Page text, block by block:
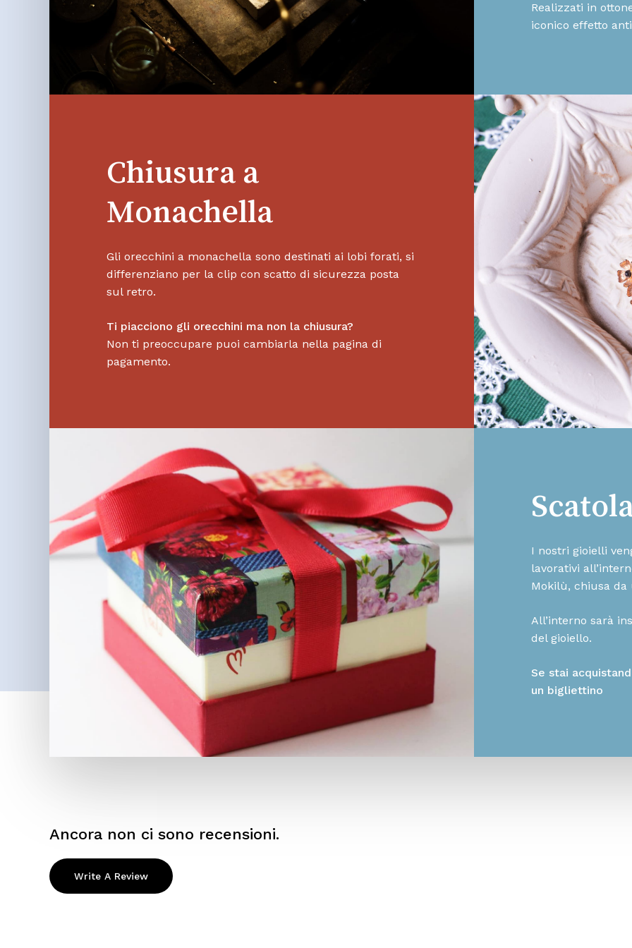
Realizzati in
iconico effetto
Chiusura a
Monachella
Gli orecchini a monachella sono destinati ai lobi forati, si
differenziano per la clip con scatto di sicurezza posta
sul retro.
Ti piacciono gli orecchini ma non la chiusura?
Non ti preoccupare puoi cambiarla nella pagina di
pagamento.
I nostri gioielli
lavorativi
Mokilù, chiusa da
All’interno sarà
del gioiello.
Se stai
un bigliettino
Ancora non ci sono recensioni.
Write A Review